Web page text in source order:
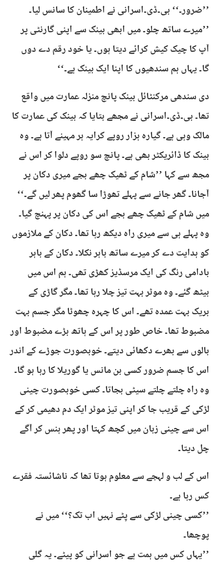
’’ضرور۔‘‘ بی۔ڈی۔اسرانی نے اطمینان کا سانس لیا۔
’’میرے ساتھ چلو۔ میں ابھی بینک سے اپنی گارنٹی پر
آپ کا چیک کیش کرائے دیتا ہوں۔ یا خود رقم دے دوں
گا۔ یہاں ہم سندھیوں کا اپنا ایک بینک ہے۔‘‘
دی سندھی مرکنٹائل بینک پانچ منزلہ عمارت میں واقع
تھا۔ بی۔ڈی۔اسرانی نے مجھے بتایا کہ بینک کی عمارت کا
مالک وہی ہے۔ گیارہ ہزار روپے کرایہ ہر مہینے آتا ہے۔ وہ
بینک کا ڈائریکٹر بھی ہے۔ پانچ سو روپے دلوا کر اس نے
مجھ سے کہا ’’شام کے ٹھیک چھے بجے میری دکان پر
آجانا۔ گھر جانے سے پہلے تھوڑا سا گھوم پھر لیں گے۔‘‘
میں شام کے ٹھیک چھے بجے اس کی دکان پر پہنچ گیا۔
وہ پہلے ہی سے میری راہ دیکھ رہا تھا۔ دکان کے ملازموں
کو ہدایت دے کر میرے ساتھ باہر نکلا۔ دکان کے باہر
بادامی رنگ کی ایک مرسڈیز کھڑی تھی۔ ہم اس میں
بیٹھ گئے۔ وہ موٹر بہت تیز چلا رہا تھا۔ مگر گاڑی کے
بریک بہت عمدہ تھے۔ اس کا چہرہ چھوٹا مگر جسم بہت
مضبوط تھا۔ خاص طور پر اس کے ہاتھ بڑے مضبوط اور
بالوں سے بھرے دکھائی دیتے۔ خوبصورت جوڑے کے اندر
اس کا جسم ضرور کسی بن مانس یا گوریلا کا رہا ہو گا۔
وہ راہ چلتے چلتے سیٹی بجاتا۔ کسی خوبصورت چینی
لڑکی کے قریب جا کر اپنی تیز موٹر ایک دم دھیمی کر کے
اس سے چینی زبان میں کچھ کہتا اور پھر ہنس کر آگے
چل دیتا۔
اس کے لب و لہجے سے معلوم ہوتا تھا کہ ناشائستہ فقرے
کس رہا ہے۔
’’کسی چینی لڑکی سے پِٹے نہیں اب تک؟‘‘ میں نے
پوچھا۔
’’یہاں کس میں ہمت ہے جو اسرانی کو پیٹے۔ یہ گلی